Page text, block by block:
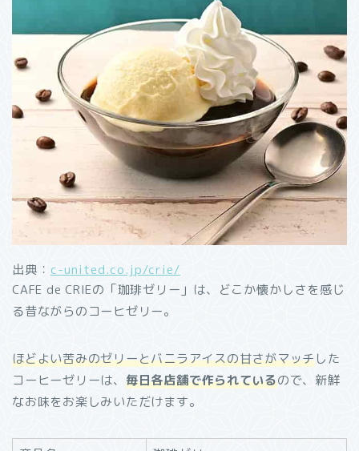
出典： c-united.co.jp/crie/
CAFE de CRIEの「珈琲ゼリー」は、どこか懐かしさを感じ
る昔ながらのコーヒゼリー。
ほどよい苦みのゼリーとバニラアイスの甘さがマッチした
コーヒーゼリーは、 毎日各店舗で作られているので、新鮮
なお味をお楽しみいただけます。